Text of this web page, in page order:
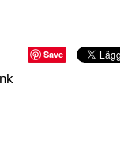
Save